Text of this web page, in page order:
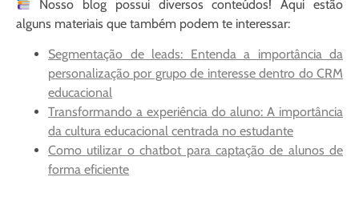
Nosso blog possui diversos conteúdos! Aqui estão
alguns materiais que também podem te interessar:
Segmentação de leads: Entenda a importância da
personalização por grupo de interesse dentro do CRM
educacional
Transformando a experiência do aluno: A importância
da cultura educacional centrada no estudante
Como utilizar o chatbot para captação de alunos de
forma eficiente